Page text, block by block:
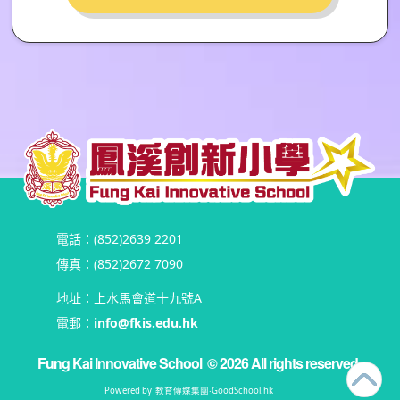
地址：上水馬會道十九號A
電郵： info@fkis.edu.hk
電話：(852)2639 2201
傳真：(852)2672 7090
Fung Kai Innovative School© 2026 All rights reserved
Powered by 教育傳媒集團‧GoodSchool.hk